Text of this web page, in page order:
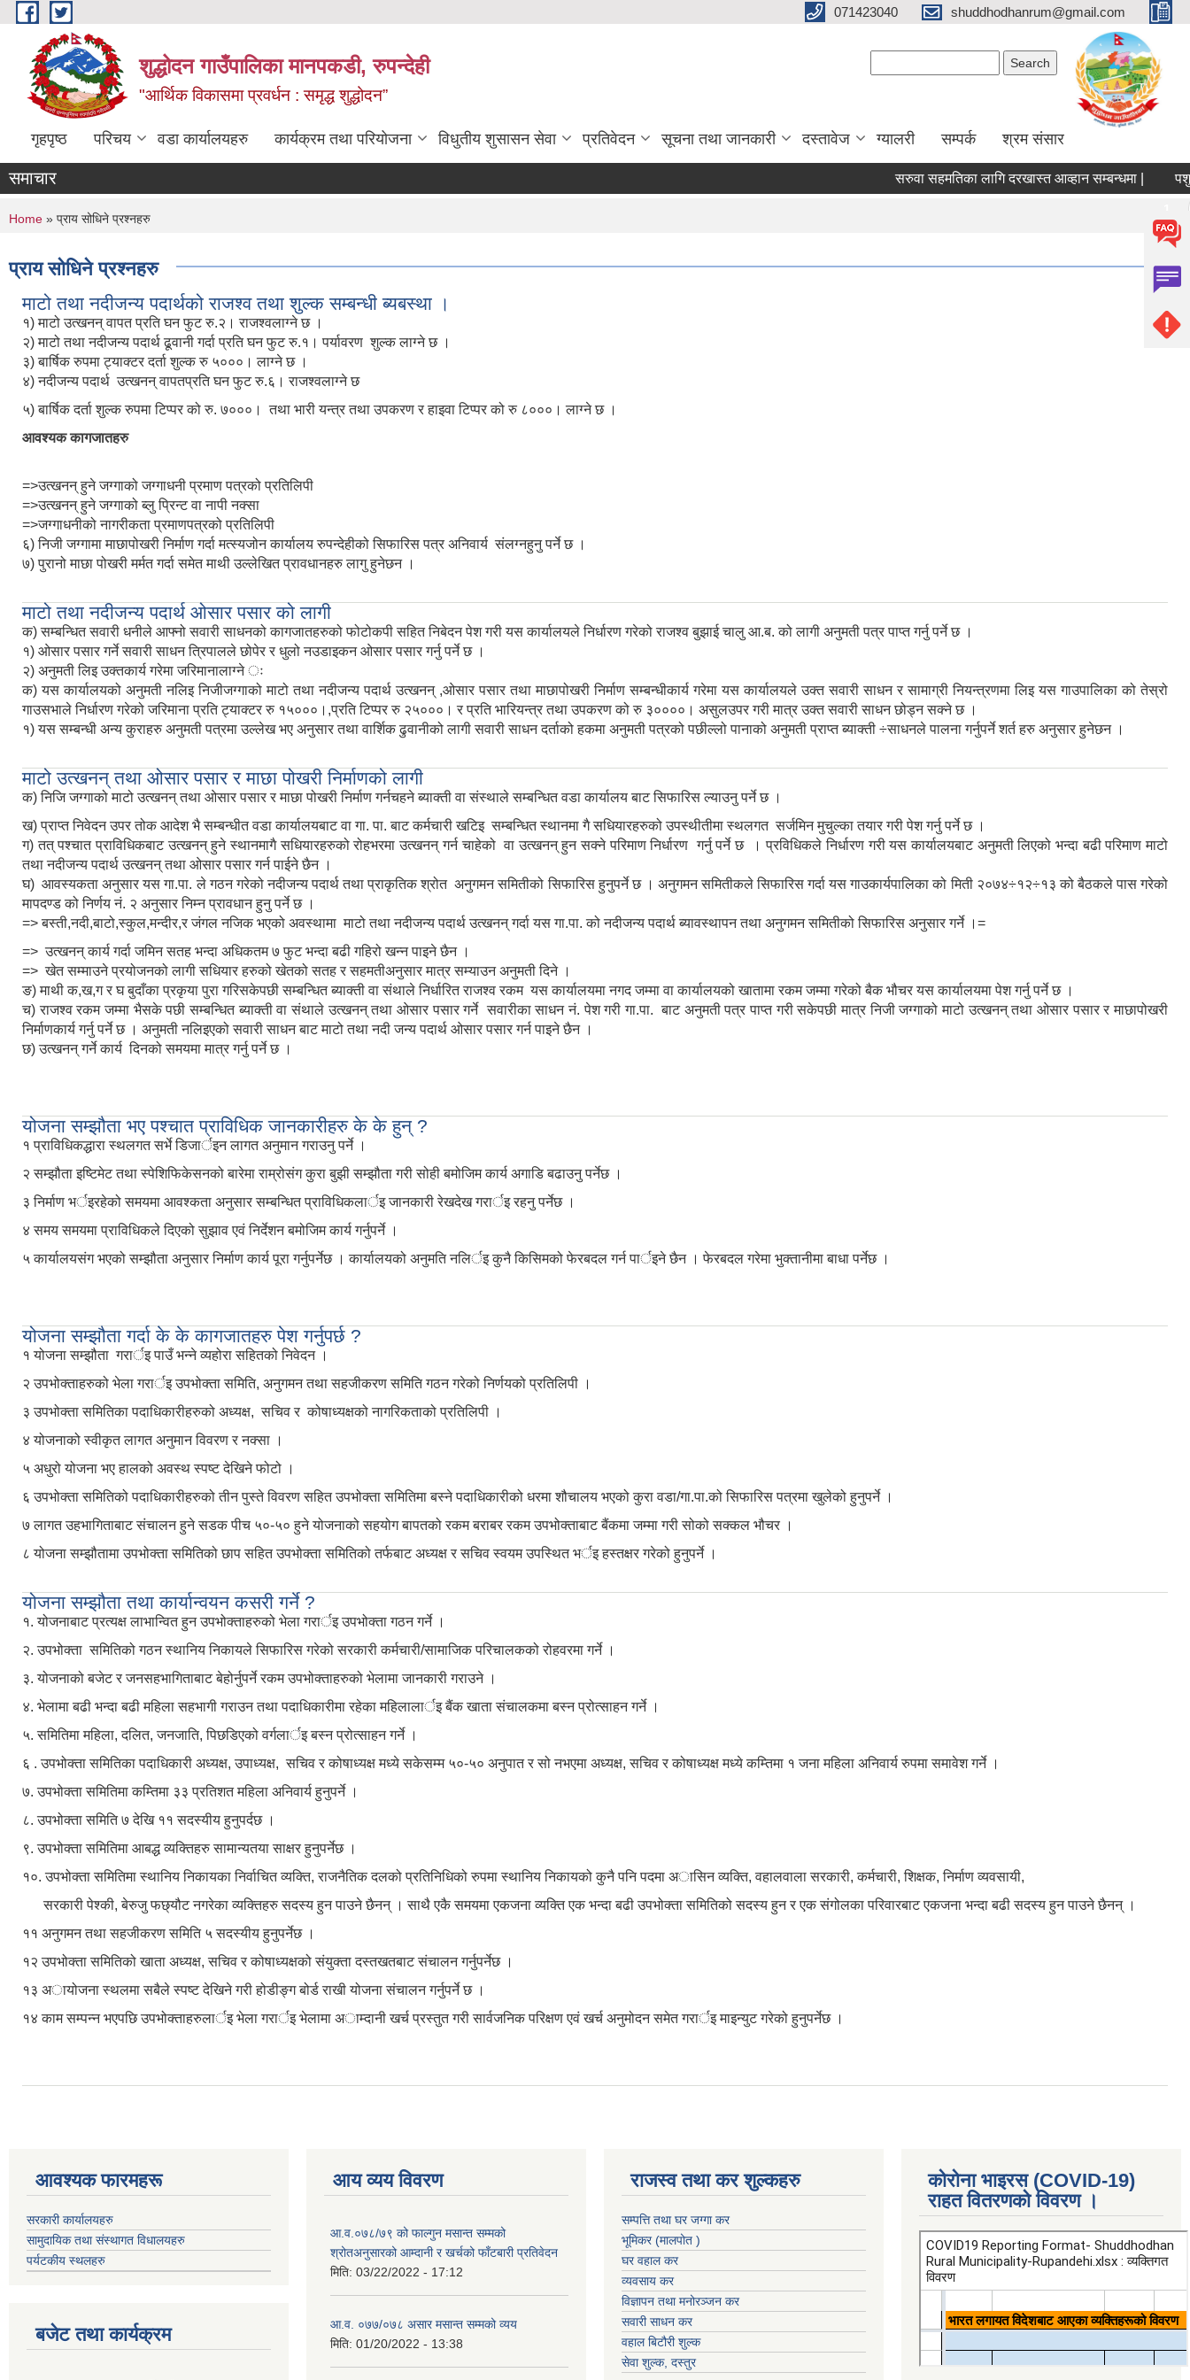
Skip to main content 071423040 shuddhodhanrum@gmail.com
शुद्धोदन गाउँपालिका मानपकडी, रुपन्देही
"आर्थिक विकासमा प्रवर्धन : समृद्ध शुद्धोदन”
गृहपृष्ठ परिचय वडा कार्यालयहरु कार्यक्रम तथा परियोजना विधुतीय शुसासन सेवा प्रतिवेदन सूचना तथा जानकारी दस्तावेज ग्यालरी सम्पर्क श्रम संसार
समाचार सरुवा सहमतिका लागि दरखास्त आव्हान सम्बन्धमा | पशु सेवा
You are here
Home » प्राय सोधिने प्रश्नहरु
प्राय सोधिने प्रश्नहरु
माटो तथा नदीजन्य पदार्थको राजश्व तथा शुल्क सम्बन्धी ब्यबस्था ।
१) माटो उत्खनन् वापत प्रति घन फुट रु.२। राजश्वलाग्ने छ ।
२) माटो तथा नदीजन्य पदार्थ ढूवानी गर्दा प्रति घन फुट रु.१। पर्यावरण शुल्क लाग्ने छ ।
३) बार्षिक रुपमा ट्याक्टर दर्ता शुल्क रु ५०००। लाग्ने छ ।
४) नदीजन्य पदार्थ उत्खनन् वापतप्रति घन फुट रु.६। राजश्वलाग्ने छ
५) बार्षिक दर्ता शुल्क रुपमा टिप्पर को रु. ७०००। तथा भारी यन्त्र तथा उपकरण र हाइवा टिप्पर को रु ८०००। लाग्ने छ ।
आवश्यक कागजातहरु
=>उत्खनन् हुने जग्गाको जग्गाधनी प्रमाण पत्रको प्रतिलिपी
=>उत्खनन् हुने जग्गाको ब्लु प्रिन्ट वा नापी नक्सा
=>जग्गाधनीको नागरीकता प्रमाणपत्रको प्रतिलिपी
६) निजी जग्गामा माछापोखरी निर्माण गर्दा मत्स्यजोन कार्यालय रुपन्देहीको सिफारिस पत्र अनिवार्य संलग्नहुनु पर्ने छ ।
७) पुरानो माछा पोखरी मर्मत गर्दा समेत माथी उल्लेखित प्रावधानहरु लागु हुनेछन ।
माटो तथा नदीजन्य पदार्थ ओसार पसार को लागी
क) सम्बन्धित सवारी धनीले आफ्नो सवारी साधनको कागजातहरुको फोटोकपी सहित निबेदन पेश गरी यस कार्यालयले निर्धारण गरेको राजश्व बुझाई चालु आ.ब. को लागी अनुमती पत्र पाप्त गर्नु पर्ने छ ।
१) ओसार पसार गर्ने सवारी साधन त्रिपालले छोपेर र धुलो नउडाइकन ओसार पसार गर्नु पर्ने छ ।
२) अनुमती लिइ उक्तकार्य गरेमा जरिमानालाग्ने ः
क) यस कार्यालयको अनुमती नलिइ निजीजग्गाको माटो तथा नदीजन्य पदार्थ उत्खनन् ,ओसार पसार तथा माछापोखरी निर्माण सम्बन्धीकार्य गरेमा यस कार्यालयले उक्त सवारी साधन र सामाग्री नियन्त्रणमा लिइ यस गाउपालिका को तेस्रो
गाउसभाले निर्धारण गरेको जरिमाना प्रति ट्याक्टर रु १५०००।,प्रति टिप्पर रु २५०००। र प्रति भारियन्त्र तथा उपकरण को रु ३००००। असुलउपर गरी मात्र उक्त सवारी साधन छोड्न सक्ने छ ।
१) यस सम्बन्धी अन्य कुराहरु अनुमती पत्रमा उल्लेख भए अनुसार तथा वार्शिक ढुवानीको लागी सवारी साधन दर्ताको हकमा अनुमती पत्रको पछील्लो पानाको अनुमती प्राप्त ब्याक्ती ÷साधनले पालना गर्नुपर्ने शर्त हरु अनुसार हुनेछन ।
माटो उत्खनन् तथा ओसार पसार र माछा पोखरी निर्माणको लागी
क) निजि जग्गाको माटो उत्खनन् तथा ओसार पसार र माछा पोखरी निर्माण गर्नचहने ब्याक्ती वा संस्थाले सम्बन्धित वडा कार्यालय बाट सिफारिस ल्याउनु पर्ने छ ।
ख) प्राप्त निवेदन उपर तोक आदेश भै सम्बन्धीत वडा कार्यालयबाट वा गा. पा. बाट कर्मचारी खटिइ सम्बन्धित स्थानमा गै सधियारहरुको उपस्थीतीमा स्थलगत सर्जमिन मुचुल्का तयार गरी पेश गर्नु पर्ने छ ।
ग) तत् पश्चात प्राविधिकबाट उत्खनन् हुने स्थानमागै सधियारहरुको रोहभरमा उत्खनन् गर्न चाहेको वा उत्खनन् हुन सक्ने परिमाण निर्धारण गर्नु पर्ने छ । प्रविधिकले निर्धारण गरी यस कार्यालयबाट अनुमती लिएको भन्दा बढी परिमाण माटो
तथा नदीजन्य पदार्थ उत्खनन् तथा ओसार पसार गर्न पाईने छैन ।
घ) आवस्यकता अनुसार यस गा.पा. ले गठन गरेको नदीजन्य पदार्थ तथा प्राकृतिक श्रोत अनुगमन समितीको सिफारिस हुनुपर्ने छ । अनुगमन समितीकले सिफारिस गर्दा यस गाउकार्यपालिका को मिती २०७४÷१२÷१३ को बैठकले पास गरेको
मापदण्ड को निर्णय नं. २ अनुसार निम्न प्रावधान हुनु पर्ने छ ।
‍‍=> बस्ती,नदी,बाटो,स्कुल,मन्दीर,र जंगल नजिक भएको अवस्थामा माटो तथा नदीजन्य पदार्थ उत्खनन् गर्दा यस गा.पा. को नदीजन्य पदार्थ ब्यावस्थापन तथा अनुगमन समितीको सिफारिस अनुसार गर्ने ।=
=> उत्खनन् कार्य गर्दा जमिन सतह भन्दा अधिकतम ७ फुट भन्दा बढी गहिरो खन्न पाइने छैन ।
=> खेत सम्माउने प्रयोजनको लागी सधियार हरुको खेतको सतह र सहमतीअनुसार मात्र सम्याउन अनुमती दिने ।
ङ) माथी क,ख,ग र घ बुदाँका प्रकृया पुरा गरिसकेपछी सम्बन्धित ब्याक्ती वा संथाले निर्धारित राजश्व रकम यस कार्यालयमा नगद जम्मा वा कार्यालयको खातामा रकम जम्मा गरेको बैक भौचर यस कार्यालयमा पेश गर्नु पर्ने छ ।
च) राजश्व रकम जम्मा भैसके पछी सम्बन्धित ब्याक्ती वा संथाले उत्खनन् तथा ओसार पसार गर्ने सवारीका साधन नं. पेश गरी गा.पा. बाट अनुमती पत्र पाप्त गरी सकेपछी मात्र निजी जग्गाको माटो उत्खनन् तथा ओसार पसार र माछापोखरी
निर्माणकार्य गर्नु पर्ने छ । अनुमती नलिइएको सवारी साधन बाट माटो तथा नदी जन्य पदार्थ ओसार पसार गर्न पाइने छैन ।
छ) उत्खनन् गर्ने कार्य दिनको समयमा मात्र गर्नु पर्ने छ ।
योजना सम्झौता भए पश्चात प्राविधिक जानकारीहरु के के हुन् ?
१ प्राविधिकद्धारा स्थलगत सर्भे डिजार्इन लागत अनुमान गराउनु पर्ने ।
२ सम्झौता इष्टिमेट तथा स्पेशिफिकेसनको बारेमा राम्रोसंग कुरा बुझी सम्झौता गरी सोही बमोजिम कार्य अगाडि बढाउनु पर्नेछ ।
३ निर्माण भर्इरहेको समयमा आवश्कता अनुसार सम्बन्धित प्राविधिकलार्इ जानकारी रेखदेख गरार्इ रहनु पर्नेछ ।
४ समय समयमा प्राविधिकले दिएको सुझाव एवं निर्देशन बमोजिम कार्य गर्नुपर्ने ।
५ कार्यालयसंग भएको सम्झौता अनुसार निर्माण कार्य पूरा गर्नुपर्नेछ । कार्यालयको अनुमति नलिर्इ कुनै किसिमको फेरबदल गर्न पार्इने छैन । फेरबदल गरेमा भुक्तानीमा बाधा पर्नेछ ।
योजना सम्झौता गर्दा के के कागजातहरु पेश गर्नुपर्छ ?
१ योजना सम्झौता गरार्इ पाउँ भन्ने व्यहोरा सहितको निवेदन ।
२ उपभोक्ताहरुको भेला गरार्इ उपभोक्ता समिति, अनुगमन तथा सहजीकरण समिति गठन गरेको निर्णयको प्रतिलिपी ।
३ उपभोक्ता समितिका पदाधिकारीहरुको अध्यक्ष, सचिव र कोषाध्यक्षको नागरिकताको प्रतिलिपी ।
४ योजनाको स्वीकृत लागत अनुमान विवरण र नक्सा ।
५ अधुरो योजना भए हालको अवस्थ स्पष्ट देखिने फोटो ।
६ उपभोक्ता समितिको पदाधिकारीहरुको तीन पुस्ते विवरण सहित उपभोक्ता समितिमा बस्ने पदाधिकारीको धरमा शौचालय भएको कुरा वडा/गा.पा.को सिफारिस पत्रमा खुलेको हुनुपर्ने ।
७ लागत उहभागिताबाट संचालन हुने सडक पीच ५०-५० हुने योजनाको सहयोग बापतको रकम बराबर रकम उपभोक्ताबाट बैंकमा जम्मा गरी सोको सक्कल भौचर ।
८ योजना सम्झौतामा उपभोक्ता समितिको छाप सहित उपभोक्ता समितिको तर्फबाट अध्यक्ष र सचिव स्वयम उपस्थित भर्इ हस्तक्षर गरेको हुनुपर्ने ।
योजना सम्झौता तथा कार्यान्वयन कसरी गर्ने ?
१. योजनाबाट प्रत्यक्ष लाभान्वित हुन उपभोक्ताहरुको भेला गरार्इ उपभोक्ता गठन गर्ने ।
२. उपभोक्ता समितिको गठन स्थानिय निकायले सिफारिस गरेको सरकारी कर्मचारी/सामाजिक परिचालकको रोहवरमा गर्ने ।
३. योजनाको बजेट र जनसहभागिताबाट बेहोर्नुपर्ने रकम उपभोक्ताहरुको भेलामा जानकारी गराउने ।
४. भेलामा बढी भन्दा बढी महिला सहभागी गराउन तथा पदाधिकारीमा रहेका महिलालार्इ बैंक खाता संचालकमा बस्न प्रोत्साहन गर्ने ।
५. समितिमा महिला, दलित, जनजाति, पिछडिएको वर्गलार्इ बस्न प्रोत्साहन गर्ने ।
६ . उपभोक्ता समितिका पदाधिकारी अध्यक्ष, उपाध्यक्ष, सचिव र कोषाध्यक्ष मध्ये सकेसम्म ५०-५० अनुपात र सो नभएमा अध्यक्ष, सचिव र कोषाध्यक्ष मध्ये कम्तिमा १ जना महिला अनिवार्य रुपमा समावेश गर्ने ।
७. उपभोक्ता समितिमा कम्तिमा ३३ प्रतिशत महिला अनिवार्य हुनुपर्ने ।
८. उपभोक्ता समिति ७ देखि ११ सदस्यीय हुनुपर्दछ ।
९. उपभोक्ता समितिमा आबद्ध व्यक्तिहरु सामान्यतया साक्षर हुनुपर्नेछ ।
१०. उपभोक्ता समितिमा स्थानिय निकायका निर्वाचित व्यक्ति, राजनैतिक दलको प्रतिनिधिको रुपमा स्थानिय निकायको कुनै पनि पदमा अासिन व्यक्ति, वहालवाला सरकारी, कर्मचारी, शिक्षक, निर्माण व्यवसायी,
सरकारी पेश्की, बेरुजु फछ्यौट नगरेका व्यक्तिहरु सदस्य हुन पाउने छैनन् । साथै एकै समयमा एकजना व्यक्ति एक भन्दा बढी उपभोक्ता समितिको सदस्य हुन र एक संगोलका परिवारबाट एकजना भन्दा बढी सदस्य हुन पाउने छैनन् ।
११ अनुगमन तथा सहजीकरण समिति ५ सदस्यीय हुनुपर्नेछ ।
१२ उपभोक्ता समितिको खाता अध्यक्ष, सचिव र कोषाध्यक्षको संयुक्ता दस्तखतबाट संचालन गर्नुपर्नेछ ।
१३ अायोजना स्थलमा सबैले स्पष्ट देखिने गरी होडीङ्ग बोर्ड राखी योजना संचालन गर्नुपर्ने छ ।
१४ काम सम्पन्न भएपछि उपभोक्ताहरुलार्इ भेला गरार्इ भेलामा अाम्दानी खर्च प्रस्तुत गरी सार्वजनिक परिक्षण एवं खर्च अनुमोदन समेत गरार्इ माइन्युट गरेको हुनुपर्नेछ ।
आवश्यक फारमहरू
सरकारी कार्यालयहरु
सामुदायिक तथा संस्थागत विधालयहरु
पर्यटकीय स्थलहरु
बजेट तथा कार्यक्रम
आय व्यय विवरण
आ.व.०७८/७९ को फाल्गुन मसान्त सम्मको
श्रोतअनुसारको आम्दानी र खर्चको फाँटबारी प्रतिवेदन
मिति: 03/22/2022 - 17:12
आ.व. ०७७/०७८ असार मसान्त सम्मको व्यय
मिति: 01/20/2022 - 13:38
राजस्व तथा कर शुल्कहरु
सम्पत्ति तथा घर जग्गा कर
भूमिकर (मालपोत )
घर वहाल कर
व्यवसाय कर
विज्ञापन तथा मनोरञ्जन कर
सवारी साधन कर
वहाल बिटौरी शुल्क
सेवा शुल्क, दस्तुर
कोरोना भाइरस (COVID-19)
राहत वितरणको विवरण ।